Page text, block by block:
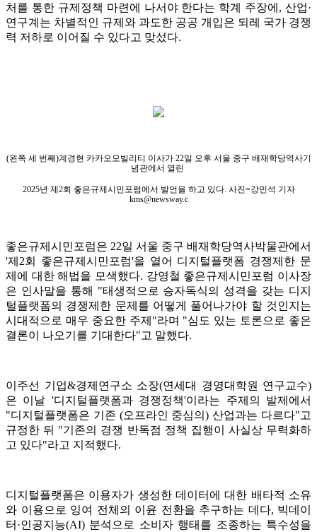
처를 통한 규제정책 마련에 나서야 한다는 학계 주장에, 산업·
연구계는 차별적인 규제와 과도한 공공 개입은 되레 국가 경쟁
력 저하로 이어질 수 있다고 맞섰다.
(왼쪽 세 번째)계경현 카카오모빌리티 이사가 22일 오후 서울 중구 배재학당역사기
념관에서 열린
2025년 제2회 좋은규제시민포럼에서 발언을 하고 있다. 사진=강민석 기자
kms@newsway.c
좋은규제시민포럼은 22일 서울 중구 배재학당역사박물관에서
'제2회 좋은규제시민포럼'을 열어 디지털플랫폼 경쟁제한 문
제에 대한 해법을 모색했다. 강영철 좋은규제시민포럼 이사장
은 인사말을 통해 "태생적으로 승자독식의 성격을 갖는 디지
털플랫폼의 경쟁제한 문제를 어떻게 풀어나가야 할 것인지는
시대적으로 매우 중요한 주제"라며 "심도 있는 토론으로 좋은
결론이 나오기를 기대한다"고 말했다.
이주선 기업&경제연구소 소장(연세대 경영대학원 연구교수)
은 이날 '디지털플랫폼과 경쟁정책'이라는 주제의 발제에서
"디지털플랫폼은 기존 (오프라인 중심의) 산업과는 다르다"고
규정한 뒤 "기존의 경쟁 반독점 정책 집행이 사실상 무력화하
고 있다"라고 지적했다.
디지털플랫폼은 이용자가 생성한 데이터에 대한 배타적 소유
와 이용으로 잉여 전체의 이윤 전환을 추구하는 데다, 빅데이
터·인공지능(AI) 분석으로 소비자 행태를 조종하는 특수성을